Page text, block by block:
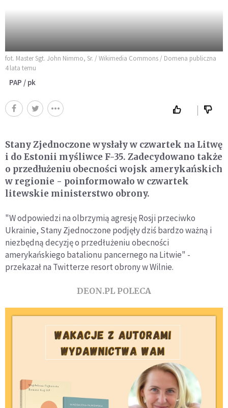
fot. Master Sgt. John Nimmo, Sr. / Wikimedia Commons / Domena publiczna
4 lata temu
PAP / pk
Stany Zjednoczone wysłały w czwartek na Litwę
i do Estonii myśliwce F-35. Zadecydowano także
o przedłużeniu obecności wojsk amerykańskich
w regionie - poinformowało w czwartek
litewskie ministerstwo obrony.
"W odpowiedzi na olbrzymią agresję Rosji przeciwko
Ukrainie, Stany Zjednoczone podjęły dziś bardzo ważną i
niezbędną decyzję o przedłużeniu obecności
amerykańskiego batalionu pancernego na Litwie" -
przekazał na Twitterze resort obrony w Wilnie.
DEON.PL POLECA